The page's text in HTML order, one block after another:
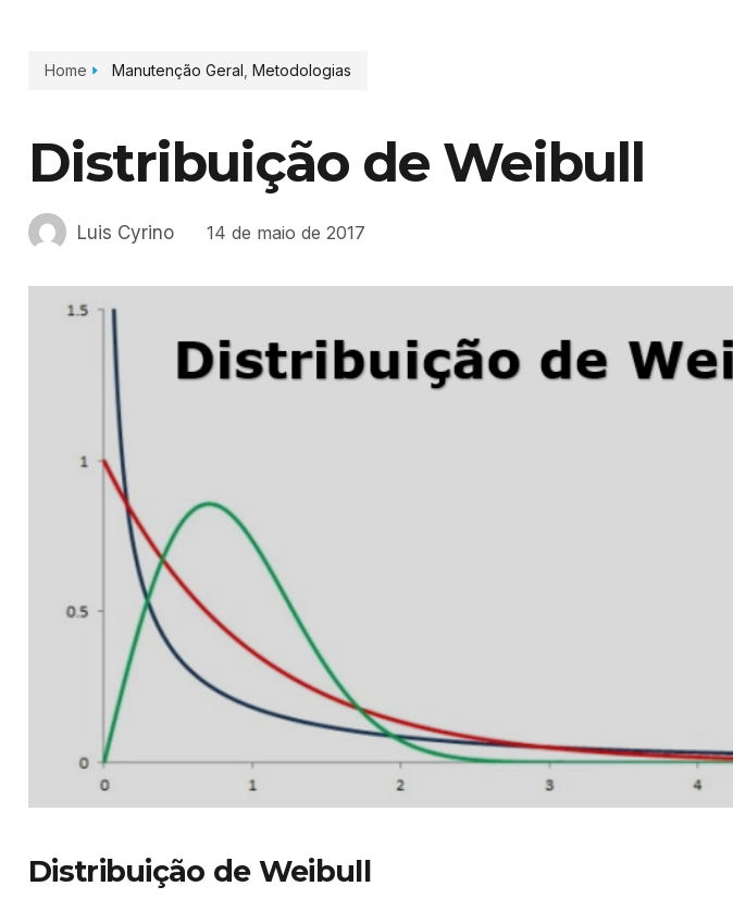
Home Manutenção Geral Metodologias
Distribuição de Weibull
Luis Cyrino 14 de maio de 2017
Distribuição de Weibull